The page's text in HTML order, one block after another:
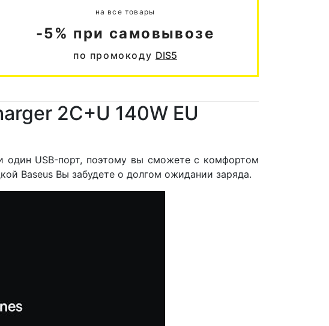
на все товары
-5% при самовывозе
по промокоду DIS5
2C+U 140W EU
один USB-порт, поэтому вы сможете с комфортом
Baseus Вы забудете о долгом ожидании заряда.